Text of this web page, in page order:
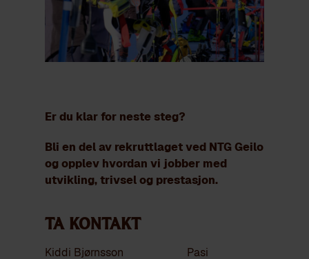
Er du klar for neste steg?
Bli en del av rekruttlaget ved NTG Geilo
og opplev hvordan vi jobber med
utvikling, trivsel og prestasjon.
Ta Kontakt
Kiddi Bjørnsson Pasi